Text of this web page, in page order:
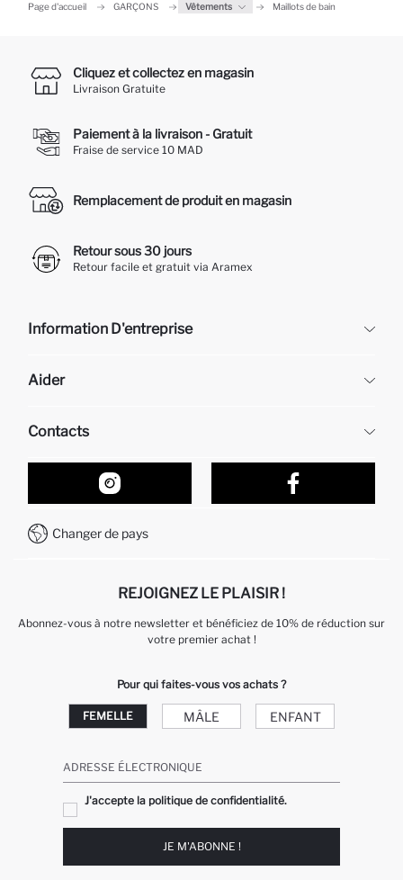
Page d'accueil GARÇONS Vêtements Maillots de bain
Cliquez et collectez en magasin
Livraison Gratuite
Paiement à la livraison - Gratuit
Fraise de service 10 MAD
Remplacement de produit en magasin
Retour sous 30 jours
Retour facile et gratuit via Aramex
Information D'entreprise
À propos de nous
Aider
Retour et changement
Suivi de la Commande
Comment acheter sur DeFacto ?
Comment payer sur DeFacto?
Contacts
Nos Magasins
Formulaire de contact
Service Client +212 525 076 633
Changer de pays
REJOIGNEZ LE PLAISIR !
Abonnez-vous à notre newsletter et bénéficiez de 10% de réduction sur
votre premier achat !
Pour qui faites-vous vos achats ?
FEMELLE MÂLE ENFANT
ADRESSE ÉLECTRONIQUE
J'accepte la politique de confidentialité.
JE M'ABONNE !